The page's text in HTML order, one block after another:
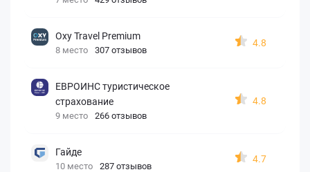
Oxy Travel Premium
8 место 307 отзывов
4.8
ЕВРОИНС туристическое
страхование
9 место 266 отзывов
4.8
Гайде
10 место 287 отзывов
4.7